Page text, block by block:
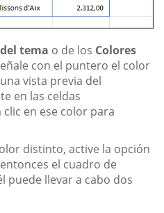
tema o de los Colores
con el puntero el color
vista previa del
en las celdas
clic en ese color para
distinto, active la opción
el cuadro de
puede llevar a cabo dos